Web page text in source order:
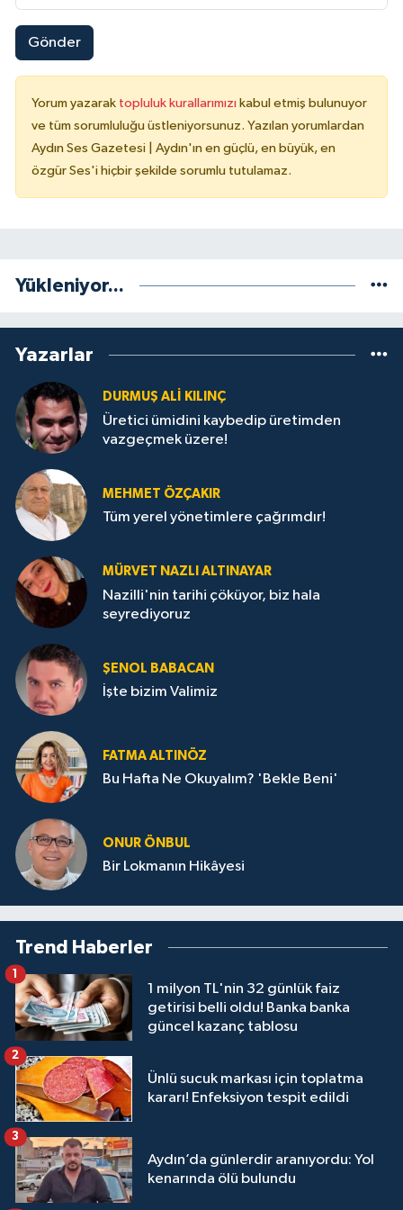
Gönder
Yorum yazarak topluluk kurallarımızı kabul etmiş bulunuyor
ve tüm sorumluluğu üstleniyorsunuz. Yazılan yorumlardan
Aydın Ses Gazetesi | Aydın'ın en güçlü, en büyük, en
özgür Ses'i hiçbir şekilde sorumlu tutulamaz.
Yükleniyor...
Yazarlar
DURMUŞ ALI KILINÇ
Üretici ümidini kaybedip üretimden
vazgeçmek üzere!
MEHMET ÖZÇAKIR
Tüm yerel yönetimlere çağrımdır!
MÜRVET NAZLI ALTINAYAR
Nazilli'nin tarihi çöküyor, biz hala
seyrediyoruz
ŞENOL BABACAN
İşte bizim Valimiz
FATMA ALTINÖZ
Bu Hafta Ne Okuyalım? 'Bekle Beni'
ONUR ÖNBUL
Bir Lokmanın Hikâyesi
Trend Haberler
1 milyon TL'nin 32 günlük faiz
getirisi belli oldu! Banka banka
güncel kazanç tablosu
1
Ünlü sucuk markası için toplatma
kararı! Enfeksiyon tespit edildi
2
Aydın’da günlerdir aranıyordu: Yol
kenarında ölü bulundu
3